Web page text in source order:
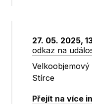
27. 05. 2025,
odkaz na
Stírce
Přejít na více